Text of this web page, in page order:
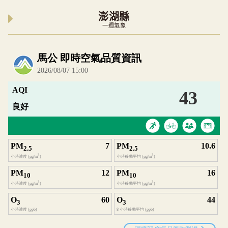
澎湖縣
一週氣象
內嵌空氣品質小工具為視覺預覽，完整即時空